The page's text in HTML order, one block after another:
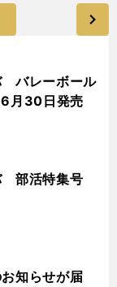
バレーボール
月30日発売
部活特集号
知らせが届